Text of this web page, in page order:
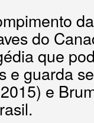
do
que
e guarda
e